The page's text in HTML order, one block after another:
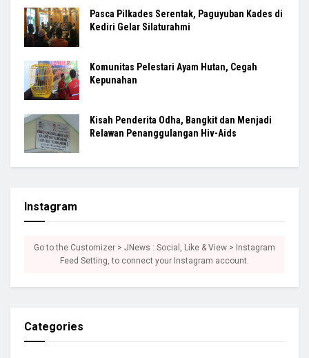
Pasca Pilkades Serentak, Paguyuban Kades di
Kediri Gelar Silaturahmi
Komunitas Pelestari Ayam Hutan, Cegah
Kepunahan
Kisah Penderita Odha, Bangkit dan Menjadi
Relawan Penanggulangan Hiv-Aids
Instagram
Go to the Customizer > JNews : Social, Like & View > Instagram
Feed Setting, to connect your Instagram account.
Categories